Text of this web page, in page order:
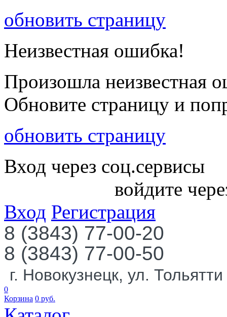
обновить страницу
Неизвестная ошибка!
Произошла неизвестная
Обновите страницу и
обновить страницу
Вход через соц.сервисы
войдите
Вход Регистрация
8 (3843) 77-00-20
8 (3843) 77-00-50
г. Новокузнецк, ул.
0
Корзина 0 руб.